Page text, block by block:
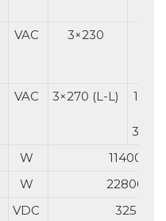
VAC 3×230
VAC 3×270 (L-L)
W
11400
W
22800
VDC 325